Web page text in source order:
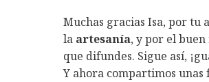
Muchas gracias Isa, por tu
la artesanía, y por el
que difundes. Sigue así,
Y ahora compartimos unas